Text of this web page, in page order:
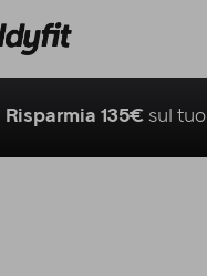
Risparmia 135€ sul tuo